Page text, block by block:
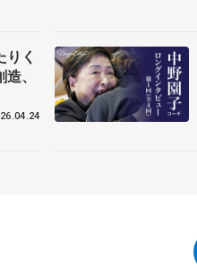
く
、